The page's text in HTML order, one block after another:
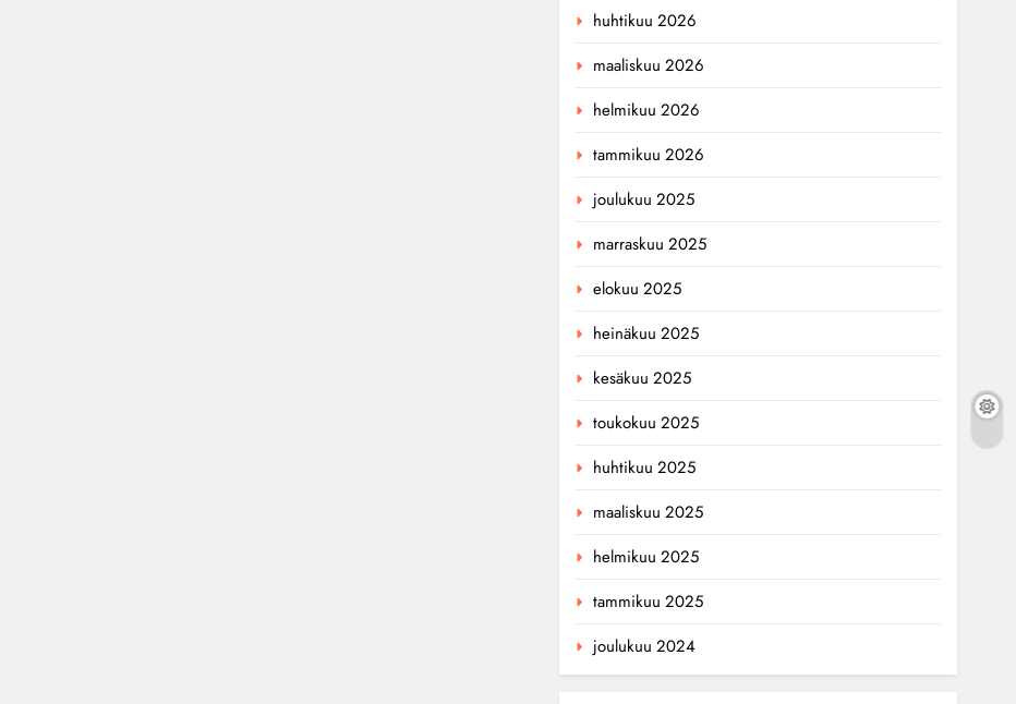
huhtikuu 2026
maaliskuu 2026
helmikuu 2026
tammikuu 2026
joulukuu 2025
marraskuu 2025
elokuu 2025
heinäkuu 2025
kesäkuu 2025
toukokuu 2025
huhtikuu 2025
maaliskuu 2025
helmikuu 2025
tammikuu 2025
joulukuu 2024